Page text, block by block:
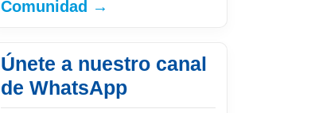
Comunidad →
Únete a nuestro canal
de WhatsApp